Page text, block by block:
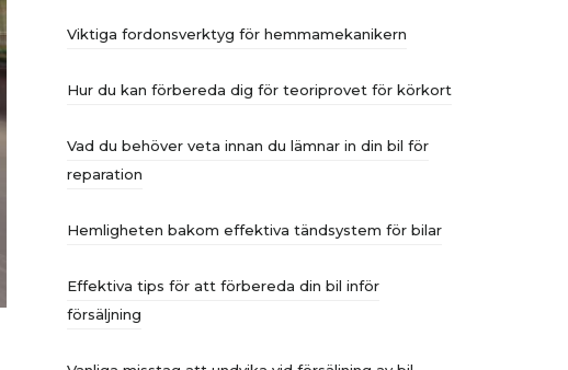
Viktiga fordonsverktyg för hemmamekanikern
Hur du kan förbereda dig för teoriprovet för körkort
Vad du behöver veta innan du lämnar in din bil för
reparation
Hemligheten bakom effektiva tändsystem för bilar
Effektiva tips för att förbereda din bil inför
försäljning